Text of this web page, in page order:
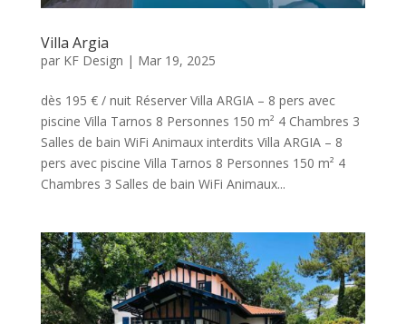
Villa Argia
par KF Design | Mar 19, 2025
dès 195 € / nuit Réserver Villa ARGIA – 8 pers avec
piscine Villa Tarnos 8 Personnes 150 m² 4 Chambres 3
Salles de bain WiFi Animaux interdits Villa ARGIA – 8
pers avec piscine Villa Tarnos 8 Personnes 150 m² 4
Chambres 3 Salles de bain WiFi Animaux...